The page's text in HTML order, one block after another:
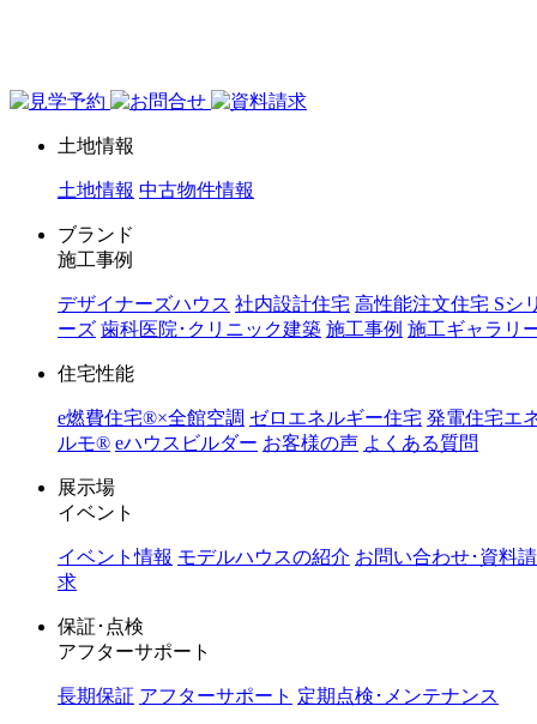
土地情報
土地情報 中古物件情報
ブランド
施工事例
デザイナーズハウス 社内設計住宅 高性能注文住宅 Sシ
ーズ 歯科医院･クリニック建築 施工事例 施工ギャラリ
住宅性能
e燃費住宅®︎×全館空調 ゼロエネルギー住宅 発電住宅エ
ルモ®︎ eハウスビルダー お客様の声 よくある質問
展示場
イベント
イベント情報 モデルハウスの紹介 お問い合わせ･資料請
求
保証･点検
アフターサポート
長期保証 アフターサポート 定期点検･メンテナンス